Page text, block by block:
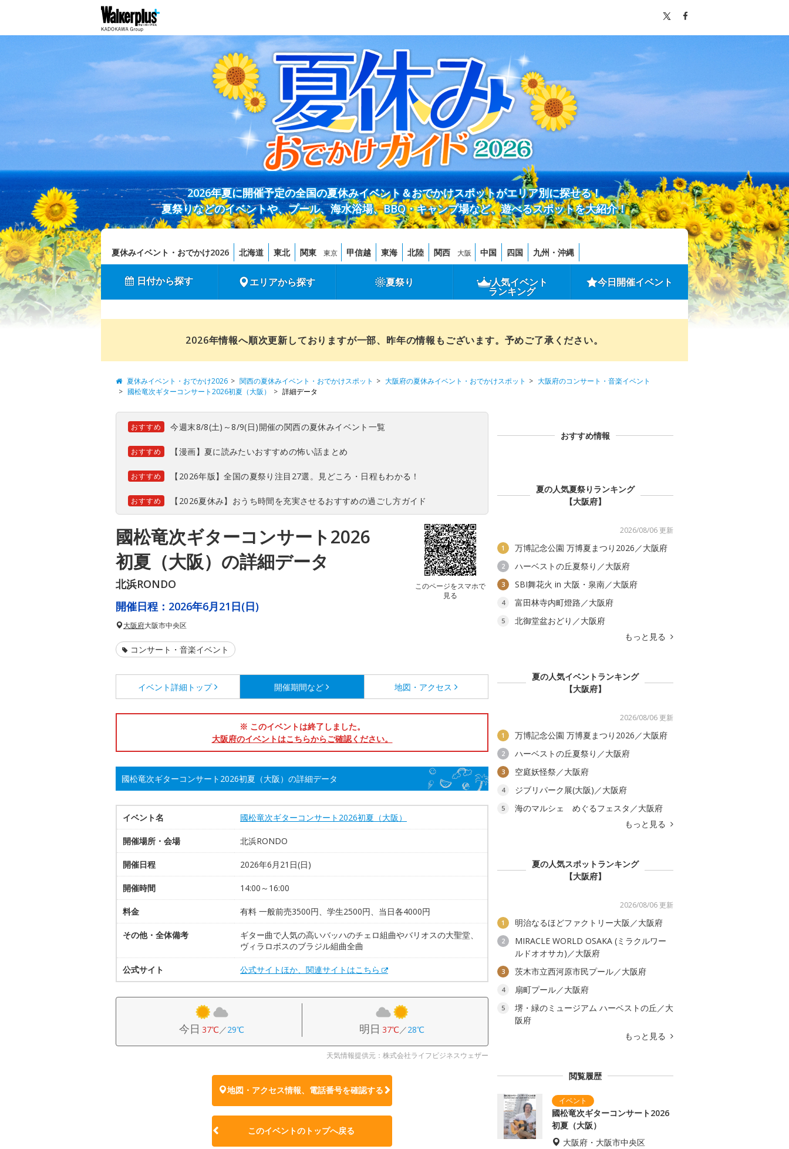
2026年夏に開催予定の全国の夏休みイベント＆おでかけスポットがエリア別に探せる！
夏祭りなどのイベントや、プール、海水浴場、BBQ・キャンプ場など、遊べるスポットを大紹介！
夏休みイベント・おでかけ2026 北海道 東北 関東 東京 甲信越 東海 北陸 関西 大阪 中国 四国 九州・沖縄
日付から探す エリアから探す 夏祭り 人気イベント
ランキング
今日開催イベント
2026年情報へ順次更新しておりますが一部、昨年の情報もございます。予めご了承ください。
夏休みイベント・おでかけ2026 関西の夏休みイベント・おでかけスポット 大阪府の夏休みイベント・おでかけスポット
大阪府のコンサート・音楽イベント
國松竜次ギターコンサート2026初夏（大阪）
詳細データ
おすすめ 今週末8/8(土)～8/9(日)開催の関西の夏休みイベント一覧
おすすめ 【漫画】夏に読みたいおすすめの怖い話まとめ
おすすめ 【2026年版】全国の夏祭り注目27選。見どころ・日程もわかる！
おすすめ 【2026夏休み】おうち時間を充実させるおすすめの過ごし方ガイド
國松竜次ギターコンサート2026
初夏（大阪）の詳細データ
北浜RONDO
このページをスマホで
見る
開催日程： 2026年6月21日(日)
大阪府大阪市中央区
コンサート・音楽イベント
イベント詳細 トップ 開催期間など 地図・アクセス
※ このイベントは終了しました。
大阪府のイベントはこちらからご確認ください。
國松竜次ギターコンサート2026初夏（大阪）の詳細データ
イベント名 國松竜次ギターコンサート2026初夏（大阪）
開催場所・会場 北浜RONDO
開催日程 2026年6月21日(日)
開催時間 14:00～16:00
料金 有料 一般前売3500円、学生2500円、当日各4000円
その他・全体備考
ギター曲で人気の高いバッハのチェロ組曲やバリオスの大聖堂、
ヴィラロボスのブラジル組曲全曲
公式サイト 公式サイトほか、関連サイトはこちら
今日 37℃／29℃ 明日 37℃／28℃
天気情報提供元：株式会社ライフビジネスウェザー
地図・アクセス情報、電話番号を確認する
このイベントのトップへ戻る
おすすめ情報
夏の人気夏祭りランキング
【大阪府】
2026/08/06 更新
1 万博記念公園 万博夏まつり2026／大阪府
2 ハーベストの丘夏祭り／大阪府
3 SBI舞花火 in 大阪・泉南／大阪府
4 富田林寺内町燈路／大阪府
5
北御堂盆おどり／大阪府
もっと見る
夏の人気イベントランキング
【大阪府】
2026/08/06 更新
1 万博記念公園 万博夏まつり2026／大阪府
2 ハーベストの丘夏祭り／大阪府
3 空庭妖怪祭／大阪府
4 ジブリパーク展(大阪)／大阪府
5
海のマルシェ めぐるフェスタ／大阪府
もっと見る
夏の人気スポットランキング
【大阪府】
2026/08/06 更新
1 明治なるほどファクトリー大阪／大阪府
2
MIRACLE WORLD OSAKA (ミラクルワー
ルドオオサカ)／大阪府
3 茨木市立西河原市民プール／大阪府
4 扇町プール／大阪府
5
堺・緑のミュージアム ハーベストの丘／大
阪府
もっと見る
閲覧履歴
國松竜次ギターコンサート2026
初夏（大阪）
大阪府・大阪市中央区